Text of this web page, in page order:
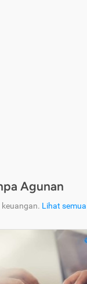
Agunan
Lihat